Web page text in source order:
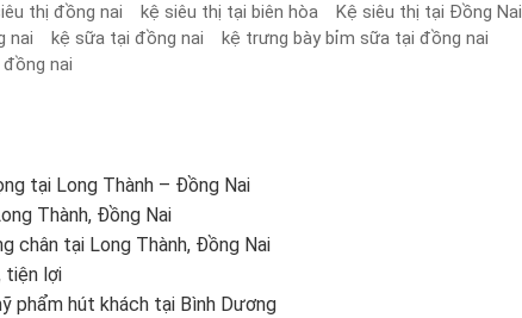
thị đồng nai kệ siêu thị tại biên hòa
Kệ siêu thị tại Đồng Nai
nai kệ sữa tại đồng nai
kệ trưng bày bỉm sữa tại đồng nai
nai
tại Long Thành – Đồng Nai
Thành, Đồng Nai
chân tại Long Thành, Đồng Nai
tiện lợi
phẩm hút khách tại Bình Dương